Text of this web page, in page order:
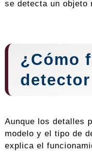
se detecta un objeto
¿Cómo
Aunque los detalles
modelo y el tipo de
explica el